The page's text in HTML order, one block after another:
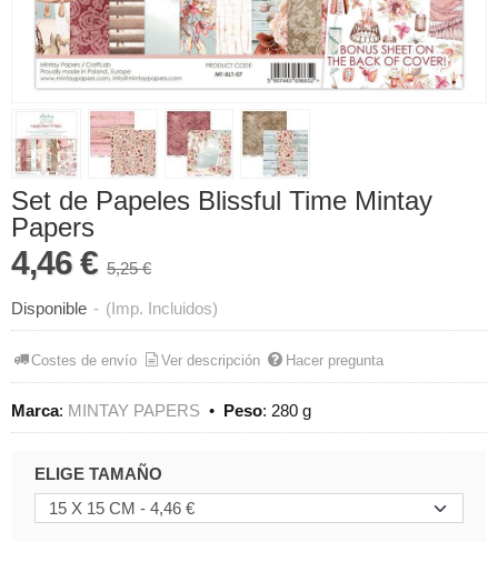
Set de Papeles Blissful Time Mintay
Papers
4,46 € 5,25 €
Disponible - (Imp. Incluidos)
Costes de envío Ver descripción Hacer pregunta
Marca: MINTAY PAPERS • Peso: 280 g
ELIGE TAMAÑO